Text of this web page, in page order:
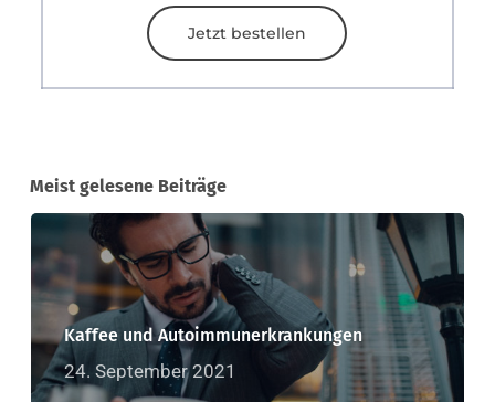
Jetzt bestellen
Meist gelesene Beiträge
Kaffee und Autoimmunerkrankungen
24. September 2021